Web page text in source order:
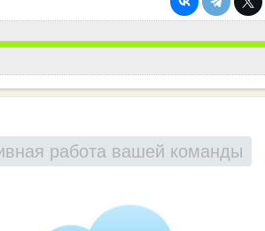
работа вашей команды